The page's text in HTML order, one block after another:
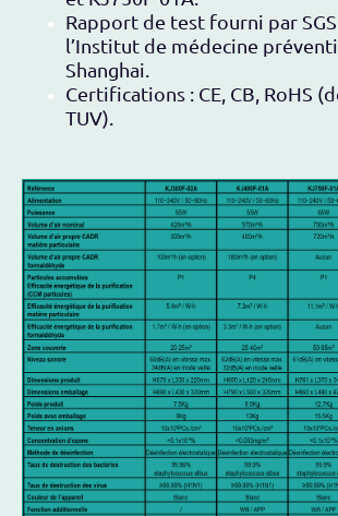
Rapport de test fourni par
l’Institut de médecine
Shanghai.
Certifications : CE, CB, RoHS
TUV).